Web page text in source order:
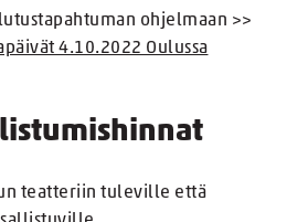
ohjelmaan >>
4.10.2022 Oulussa
teatteriin tuleville että